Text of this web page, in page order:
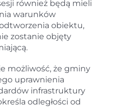
również będą mieli
warunków
obiektu,
zostanie objęty
możliwość, że gminy
uprawnienia
infrastruktury
odległości od